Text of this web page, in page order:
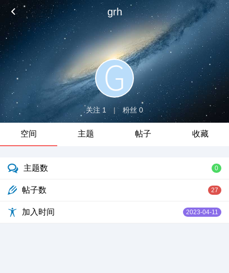
grh
关注 1 | 粉丝 0
空间 主题 帖子 收藏
主题数 0
帖子数 27
加入时间 2023-04-11